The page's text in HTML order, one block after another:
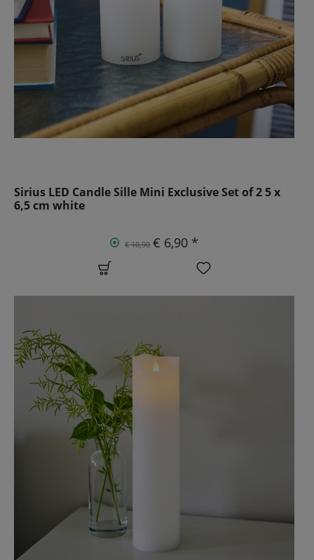
Sirius LED Candle Sille Mini Exclusive Set of 2 5 x
6,5 cm white
€ 10,90 € 6,90 *